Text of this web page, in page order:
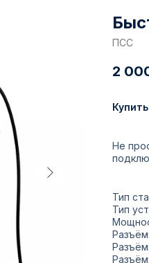
ПСС
2
Купить
Не
Тип
Тип